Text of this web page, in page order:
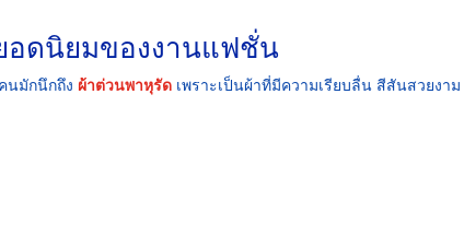
อดนิยมของงานแฟชั่น
นมักนึกถึง ผ้าต่วนพาหุรัด เพราะเป็นผ้าที่มีความเรียบลื่น สีสันสวยงาม